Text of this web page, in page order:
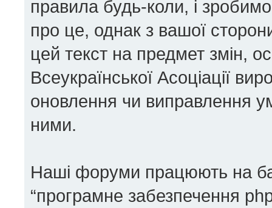
правила будь-коли, і
про це, однак з вашої
цей текст на предмет змін,
Всеукраїнської Асоціації
оновлення чи виправлення
ними.
Наші форуми працюють на
“програмне забезпечення